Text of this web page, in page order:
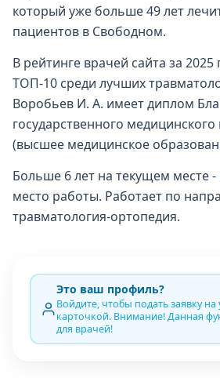
который уже больше 49 лет
пациентов в Свободном.
В рейтинге врачей сайта за
ТОП-10 среди лучших
Воробьев И. А. имеет диплом
государственного медицинского
(высшее медицинское
Больше 6 лет на текущем месте
место работы. Работает по
травматология-ортопедия.
Это ваш профиль?
Войдите, чтобы подать заявку
карточкой. Внимание! Данная
для врачей!